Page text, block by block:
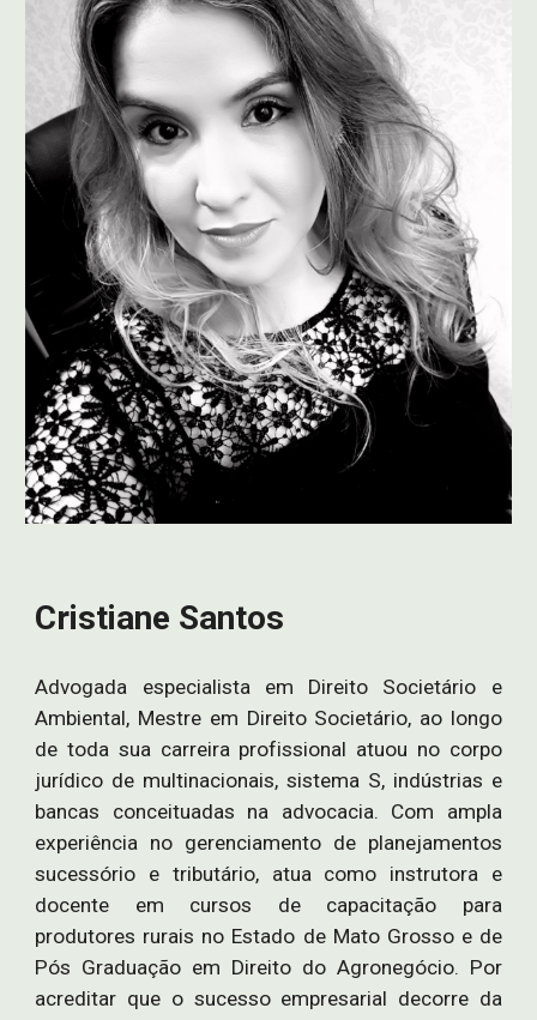
Cristiane Santos
Advogada especialista em Direito Societário e
Ambiental, Mestre em Direito Societário, ao longo
de toda sua carreira profissional atuou no corpo
jurídico de multinacionais, sistema S, indústrias e
bancas conceituadas na advocacia. Com ampla
experiência no gerenciamento de planejamentos
sucessório e tributário, atua como instrutora e
docente em cursos de capacitação para
produtores rurais no Estado de Mato Grosso e de
Pós Graduação em Direito do Agronegócio. Por
acreditar que o sucesso empresarial decorre da